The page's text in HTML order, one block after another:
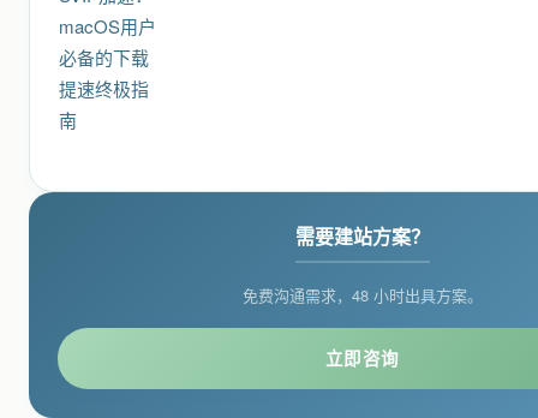
需要建站方案？
免费沟通需求，48 小时出具方案。
立即咨询